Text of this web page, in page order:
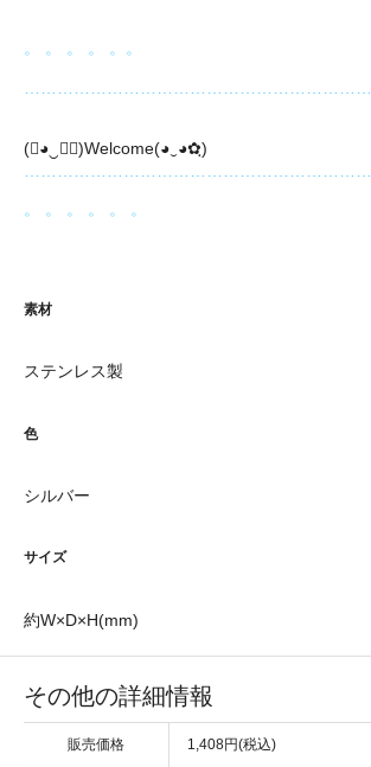
。 。 。 。 。。
………………………………………………………
(❀◕‿◕ฺ)Welcome(◕‿◕✿ฺ)
………………………………………………………
。 。 。 。 。 。
素材
ステンレス製
色
シルバー
サイズ
約W×D×H(mm)
その他の詳細情報
販売価格 1,408円(税込)